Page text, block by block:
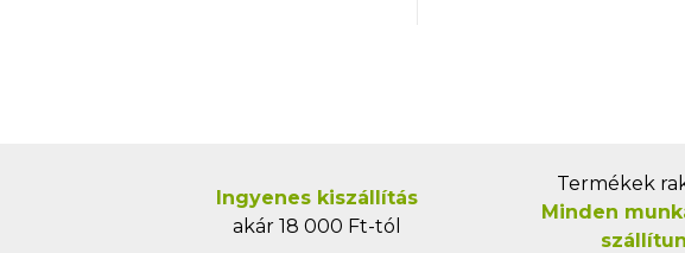
Ingyenes kiszállítás
akár 18 000 Ft-tól
Termékek
Minden